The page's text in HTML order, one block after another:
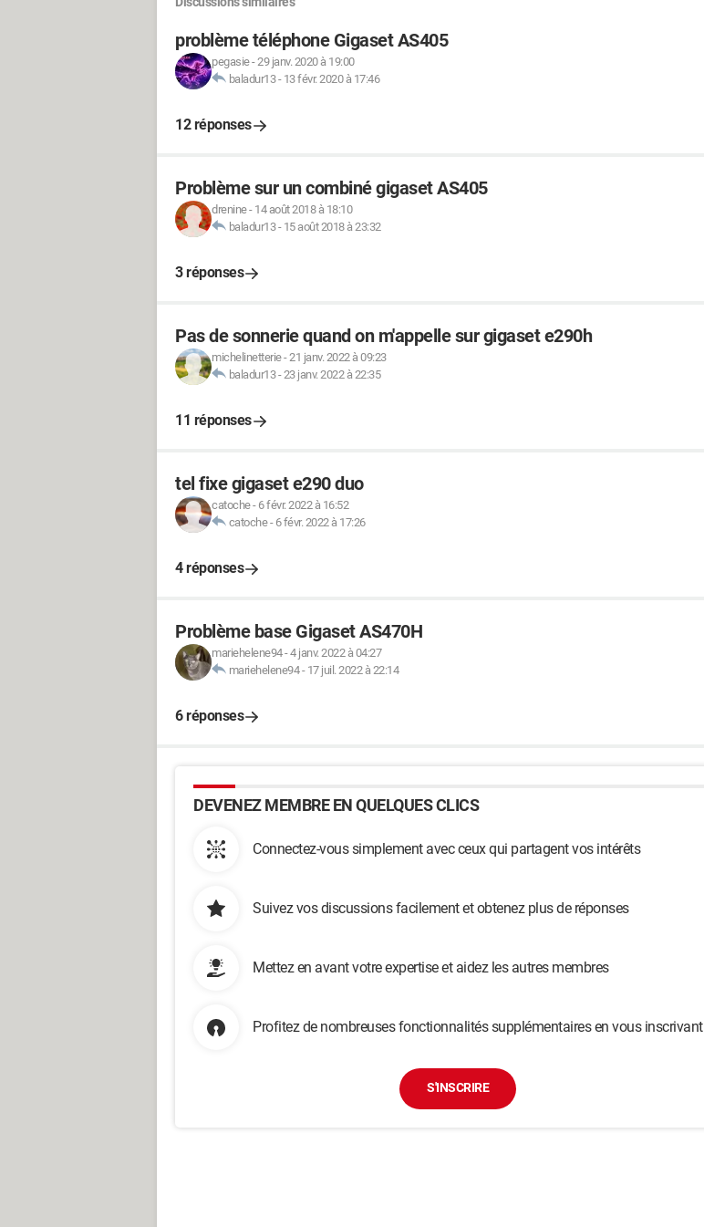
problème téléphone Gigaset AS405
pegasie-29 janv. 2020 à 19:00
baladur13- 13 févr. 2020 à 17:46
12 réponses
Problème sur un combiné gigaset AS405
drenine- 14 août 2018 à 18:10
baladur13- 15 août 2018 à 23:32
3 réponses
Pas de sonnerie quand on m'appelle sur gigaset e290h
michelinetterie-21 janv. 2022 à 09:23
baladur13-23 janv. 2022 à 22:35
11 réponses
tel fixe gigaset e290 duo
catoche- 6 févr. 2022 à 16:52
catoche- 6 févr. 2022 à 17:26
4 réponses
Problème base Gigaset AS470H
mariehelene94-4 janv. 2022 à 04:27
mariehelene94- 17 juil. 2022 à 22:14
6 réponses
DEVENEZ MEMBRE EN QUELQUES CLICS
Connectez-vous simplement avec ceux qui partagent vos intérêts
Suivez vos discussions facilement et obtenez plus de réponses
Mettez en avant votre expertise et aidez les autres membres
Profitez de nombreuses fonctionnalités supplémentaires en vous inscrivant
S'INSCRIRE